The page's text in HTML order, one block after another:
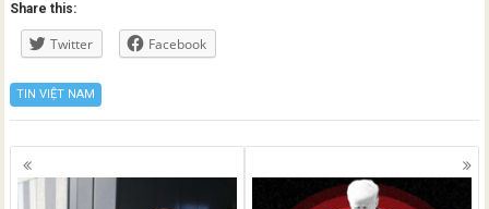
Share this:
Twitter Facebook
TIN VIỆT NAM
Posts
navigation